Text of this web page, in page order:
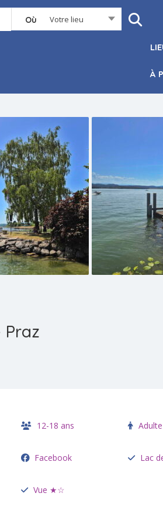
Où Votre lieu
À
12-18 ans Adulte
Facebook Lac
Vue ★☆